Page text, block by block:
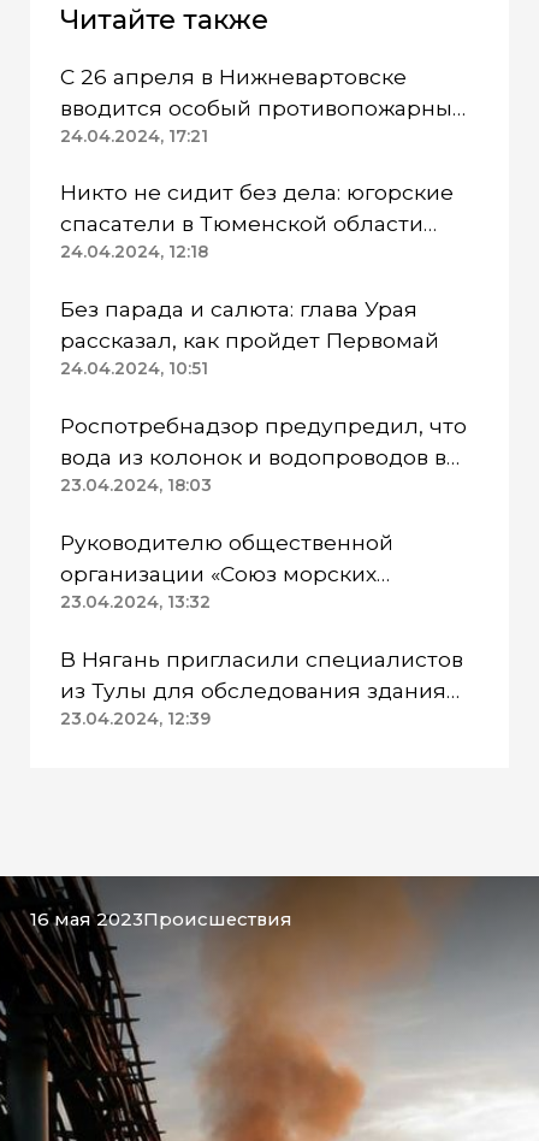
Читайте также
С 26 апреля в Нижневартовске
вводится особый противопожарный
режим
24.04.2024, 17:21
Никто не сидит без дела: югорские
спасатели в Тюменской области
работают в две смены
24.04.2024, 12:18
Без парада и салюта: глава Урая
рассказал, как пройдет Первомай
24.04.2024, 10:51
Роспотребнадзор предупредил, что
вода из колонок и водопроводов в
Казанском районе непригодна для
23.04.2024, 18:03
Руководителю общественной
организации «Союз морских
пехотинцев» Югры вынесли
23.04.2024, 13:32
В Нягань пригласили специалистов
из Тулы для обследования здания
ДК «Геолог»
23.04.2024, 12:39
16 мая 2023Происшествия